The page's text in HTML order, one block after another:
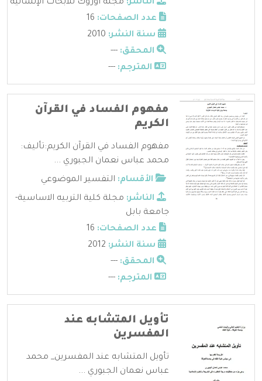
الناشر: مجلة أوروك للأبحاث الإنسانية
عدد الصفحات:
سنة النشر:
المحقق: ---
المترجم: ---
مفهوم الفساد في القرآن
الكريم
مفهوم الفساد في القرآن الكريم:تأليف:
محمد عباس نعمان الجبوري ...
الأقسام: التفسير الموضوعي
الناشر: مجلة كلية التربيه الاساسية-
جامعة بابل
عدد الصفحات:
سنة النشر:
المحقق: ---
المترجم: ---
تأويل المتشابه عند
المفسرين
تأويل المتشابه عند المفسرين_ محمد
عباس نعمان الجبوري ...